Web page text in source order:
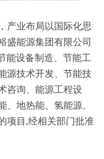
产业布局以国际化思
盛能源集团有限公司
能设备制造、节能工
源技术开发、节能技
咨询、能源工程设
、地热能、氢能源、
项目,经相关部门批准